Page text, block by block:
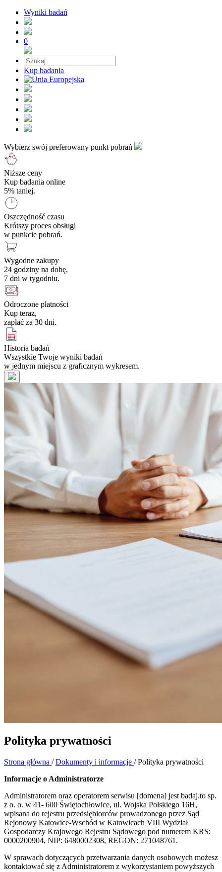
Wyniki badań
0
Kup badania
Wybierz swój preferowany punkt pobrań
Niższe ceny
Kup badania online
5% taniej.
Oszczędność czasu
Krótszy proces obsługi
w punkcie pobrań.
Wygodne zakupy
24 godziny na dobę,
7 dni w tygodniu.
Odroczone płatności
Kup teraz,
zapłać za 30 dni.
Historia badań
Wszystkie Twoje wyniki badań
w jednym miejscu z graficznym wykresem.
Polityka prywatności
Strona główna / Dokumenty i informacje / Polityka prywatności
Informacje o Administratorze
Administratorem oraz operatorem serwisu [domena] jest badaj.to sp.
z o. o. w 41- 600 Świętochłowice, ul. Wojska Polskiego 16H,
wpisana do rejestru przedsiębiorców prowadzonego przez Sąd
Rejonowy Katowice-Wschód w Katowicach VIII Wydział
Gospodarczy Krajowego Rejestru Sądowego pod numerem KRS:
0000200904, NIP: 6480002308, REGON: 271048761.
W sprawach dotyczących przetwarzania danych osobowych możesz
kontaktować się z Administratorem z wykorzystaniem powyższych